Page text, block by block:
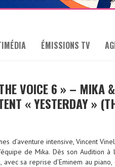
ÉMISSIONS TV
VOICE 6 » – MIKA
« YESTERDAY »
d’aventure intensive, Vincent
de Mika. Dès son Audition
avec sa reprise d’Eminem au